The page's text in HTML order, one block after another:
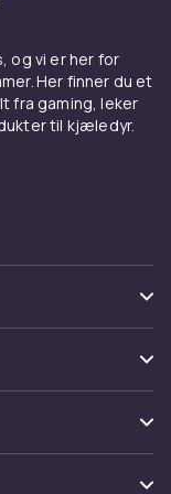
og et
Se også
et rimelig
via
og vi er her for
Her finner du et
fra gaming, leker
til kjæledyr.